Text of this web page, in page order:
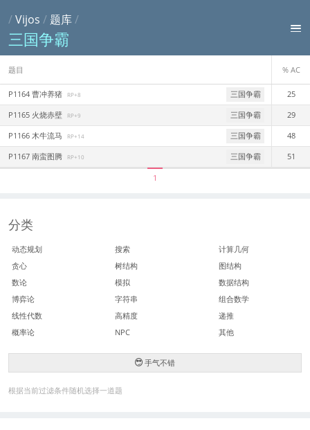
/Vijos / 题库/
三国争霸
题目 % AC
P1164 曹冲养猪 RP+8 三国争霸 25
P1165 火烧赤壁 RP+9 三国争霸 29
P1166 木牛流马 RP+14 三国争霸 48
P1167 南蛮图腾 RP+10 三国争霸 51
1
分类
动态规划 搜索
计算几何
贪心
树结构
图结构
数论
模拟
数据结构
博弈论
字符串
组合数学
线性代数
高精度
递推
概率论
NPC 其他
手气不错
根据当前过滤条件随机选择一道题